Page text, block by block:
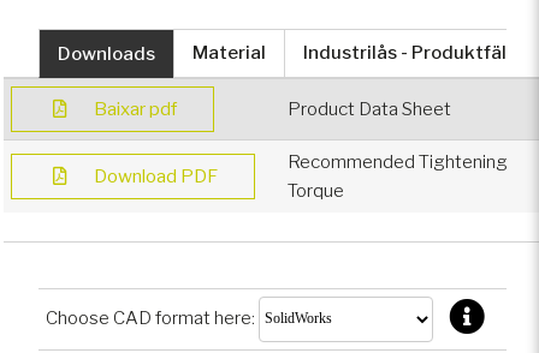
Downloads Material Industrilås - Produktfält
Baixar pdf Product Data Sheet
Download PDF
Recommended Tightening
Torque
Choose CAD format here: